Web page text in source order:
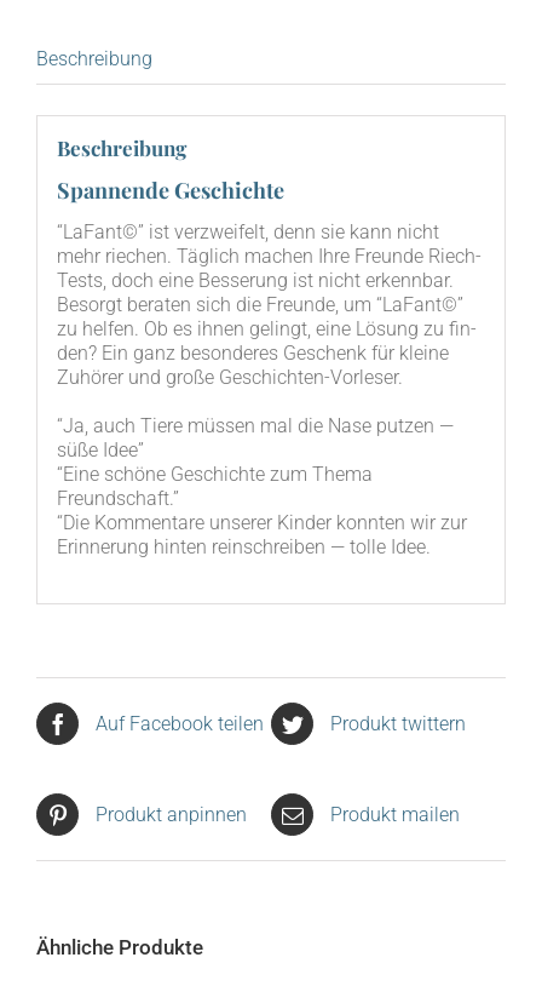
Beschreibung
Beschreibung
Spannende Geschichte
“LaF­ant©” ist ver­zwei­felt, denn sie kann nicht
mehr rie­chen. Täg­lich machen Ihre Freun­de Riech-
Tests, doch eine Bes­se­rung ist nicht erkenn­bar.
Besorgt bera­ten sich die Freun­de, um “LaF­ant©”
zu hel­fen. Ob es ihnen gelingt, eine Lösung zu fin­
den? Ein ganz beson­de­res Geschenk für klei­ne
Zuhö­rer und gro­ße Geschichten-Vorleser.
“Ja, auch Tie­re müs­sen mal die Nase put­zen —
süße Idee”
“Eine schö­ne Geschich­te zum The­ma
Freundschaft.”
“Die Kom­men­ta­re unse­rer Kin­der konn­ten wir zur
Erin­ne­rung hin­ten rein­schrei­ben — tol­le Idee.
Auf Facebook teilen Produkt twittern
Produkt anpinnen Produkt mailen
Ähnliche Produkte